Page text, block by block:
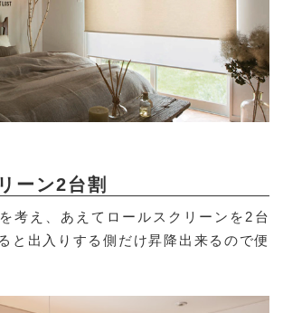
ーン2台割
考え、あえてロールスクリーンを2台
と出入りする側だけ昇降出来るので便